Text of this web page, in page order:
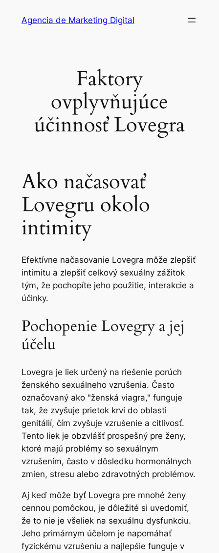
Agencia de Marketing Digital
Faktory
ovplyvňujúce
účinnosť Lovegra
Ako načasovať
Lovegru okolo
intimity
Efektívne načasovanie Lovegra môže zlepšiť
intimitu a zlepšiť celkový sexuálny zážitok
tým, že pochopíte jeho použitie, interakcie a
účinky.
Pochopenie Lovegry a jej
účelu
Lovegra je liek určený na riešenie porúch
ženského sexuálneho vzrušenia. Často
označovaný ako "ženská viagra," funguje
tak, že zvyšuje prietok krvi do oblasti
genitálií, čím zvyšuje vzrušenie a citlivosť.
Tento liek je obzvlášť prospešný pre ženy,
ktoré majú problémy so sexuálnym
vzrušením, často v dôsledku hormonálnych
zmien, stresu alebo zdravotných problémov.
Aj keď môže byť Lovegra pre mnohé ženy
cennou pomôckou, je dôležité si uvedomiť,
že to nie je všeliek na sexuálnu dysfunkciu.
Jeho primárnym účelom je napomáhať
fyzickému vzrušeniu a najlepšie funguje v